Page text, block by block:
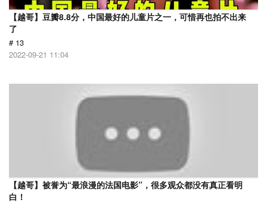
【越哥】豆瓣8.8分，中国最好的儿童片之一，可惜再也拍不出来
了
# 13
2022-09-21 11:04
【越哥】被誉为“最浪漫的法国电影”，很多观众都没有真正看明
白！